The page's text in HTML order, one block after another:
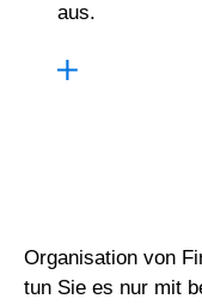
aus.
Organisation von
tun Sie es nur mit